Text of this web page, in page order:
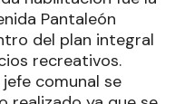
Pantaleón
del plan integral
recreativos.
comunal se